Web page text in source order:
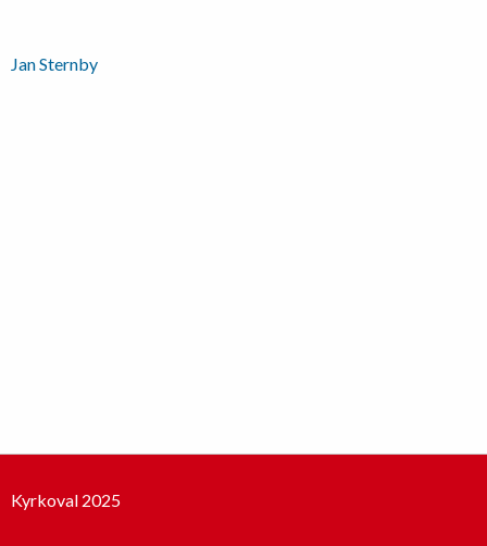
Inläggsnavigering
Jan Sternby
Kyrkoval 2025